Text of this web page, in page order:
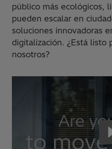
público más ecológicos,
pueden escalar en
soluciones innovadoras
digitalización. ¿Está listo
nosotros?